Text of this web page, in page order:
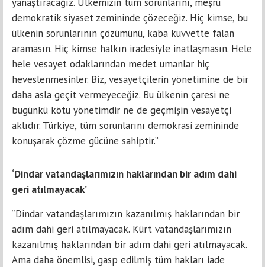
demokratik siyaset zemininde çözeceğiz. Hiç kimse, bu
ülkenin sorunlarının çözümünü, kaba kuvvette falan
aramasın. Hiç kimse halkın iradesiyle inatlaşmasın. Hele
hele vesayet odaklarından medet umanlar hiç
heveslenmesinler. Biz, vesayetçilerin yönetimine de bir
daha asla geçit vermeyeceğiz. Bu ülkenin çaresi ne
bugünkü kötü yönetimdir ne de geçmişin vesayetçi
aklıdır. Türkiye, tüm sorunlarını demokrasi zemininde
konuşarak çözme gücüne sahiptir.”
‘Dindar vatandaşlarımızın haklarından bir adım dahi
geri atılmayacak’
“Dindar vatandaşlarımızın kazanılmış haklarından bir
adım dahi geri atılmayacak. Kürt vatandaşlarımızın
kazanılmış haklarından bir adım dahi geri atılmayacak.
Ama daha önemlisi, gasp edilmiş tüm hakları iade